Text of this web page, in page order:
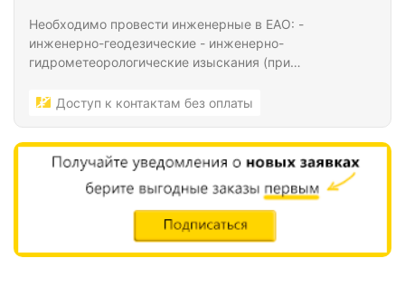
Необходимо провести инженерные в ЕАО: -
инженерно-геодезические - инженерно-
гидрометеорологические изыскания (при
изыскания в необходимом объеме. Под
Доступ к контактам без оплаты